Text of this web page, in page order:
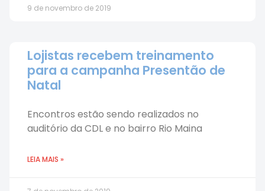
9 de novembro de 2019
Lojistas recebem treinamento
para a campanha Presentão de
Natal
Encontros estão sendo realizados no
auditório da CDL e no bairro Rio Maina
LEIA MAIS »